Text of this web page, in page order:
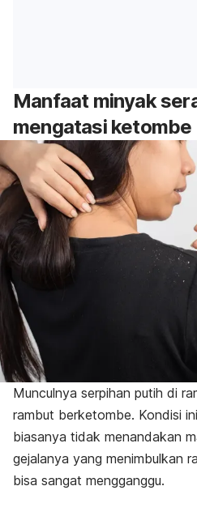
Manfaat minyak
mengatasi ketombe
Munculnya serpihan putih di
rambut berketombe. Kondisi
biasanya tidak menandakan
gejalanya yang menimbulkan
bisa sangat mengganggu.